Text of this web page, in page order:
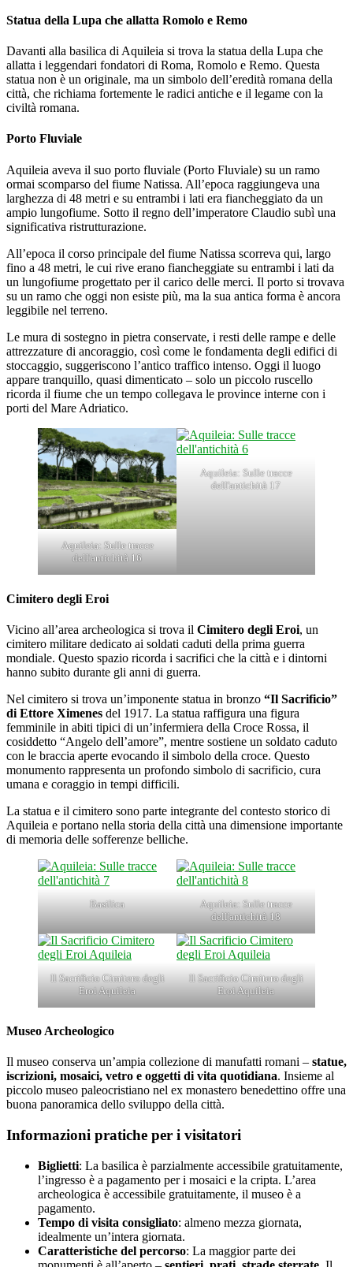
Statua della Lupa che allatta Romolo e Remo
Davanti alla basilica di Aquileia si trova la statua della Lupa che
allatta i leggendari fondatori di Roma, Romolo e Remo. Questa
statua non è un originale, ma un simbolo dell’eredità romana della
città, che richiama fortemente le radici antiche e il legame con la
civiltà romana.
Porto Fluviale
Aquileia aveva il suo porto fluviale (Porto Fluviale) su un ramo
ormai scomparso del fiume Natissa. All’epoca raggiungeva una
larghezza di 48 metri e su entrambi i lati era fiancheggiato da un
ampio lungofiume. Sotto il regno dell’imperatore Claudio subì una
significativa ristrutturazione.
All’epoca il corso principale del fiume Natissa scorreva qui, largo
fino a 48 metri, le cui rive erano fiancheggiate su entrambi i lati da
un lungofiume progettato per il carico delle merci. Il porto si trovava
su un ramo che oggi non esiste più, ma la sua antica forma è ancora
leggibile nel terreno.
Le mura di sostegno in pietra conservate, i resti delle rampe e delle
attrezzature di ancoraggio, così come le fondamenta degli edifici di
stoccaggio, suggeriscono l’antico traffico intenso. Oggi il luogo
appare tranquillo, quasi dimenticato – solo un piccolo ruscello
ricorda il fiume che un tempo collegava le province interne con i
porti del Mare Adriatico.
Aquileia: Sulle tracce
dell'antichità 16
Aquileia: Sulle tracce
dell'antichità 17
Cimitero degli Eroi
Vicino all’area archeologica si trova il Cimitero degli Eroi, un
cimitero militare dedicato ai soldati caduti della prima guerra
mondiale. Questo spazio ricorda i sacrifici che la città e i dintorni
hanno subito durante gli anni di guerra.
Nel cimitero si trova un’imponente statua in bronzo “Il Sacrificio”
di Ettore Ximenes del 1917. La statua raffigura una figura
femminile in abiti tipici di un’infermiera della Croce Rossa, il
cosiddetto “Angelo dell’amore”, mentre sostiene un soldato caduto
con le braccia aperte evocando il simbolo della croce. Questo
monumento rappresenta un profondo simbolo di sacrificio, cura
umana e coraggio in tempi difficili.
La statua e il cimitero sono parte integrante del contesto storico di
Aquileia e portano nella storia della città una dimensione importante
di memoria delle sofferenze belliche.
Basilica
Aquileia: Sulle tracce
dell'antichità 18
Il Sacrificio Cimitero degli
Eroi Aquileia
Il Sacrificio Cimitero degli
Eroi Aquileia
Museo Archeologico
Il museo conserva un’ampia collezione di manufatti romani – statue,
iscrizioni, mosaici, vetro e oggetti di vita quotidiana. Insieme al
piccolo museo paleocristiano nel ex monastero benedettino offre una
buona panoramica dello sviluppo della città.
Informazioni pratiche per i visitatori
Biglietti: La basilica è parzialmente accessibile gratuitamente,
l’ingresso è a pagamento per i mosaici e la cripta. L’area
archeologica è accessibile gratuitamente, il museo è a
pagamento.
Tempo di visita consigliato: almeno mezza giornata,
idealmente un’intera giornata.
Caratteristiche del percorso: La maggior parte dei